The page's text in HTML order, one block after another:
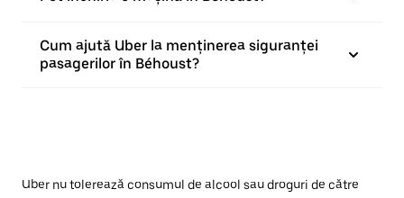
Cum ajută Uber la menținerea siguranței
pasagerilor în Béhoust?
Uber nu tolerează consumul de alcool sau droguri de către